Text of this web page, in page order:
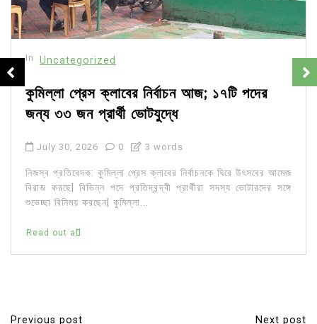
In Uncategorized
কুমিল্লা প্রেস ক্লাবের নির্বাচন আজ; ১৭টি পদের
জন্য ৩৩ জন প্রার্থী ভোটযুদ্ধে
July 30, 2026 0 3 words
নিজস্ব প্রতিবেদক: কুমিল্লা প্রেস ক্লাবের নির্বাচনকে ঘিরে উৎসবের আমেজ
বিরাজ করছে| বিভিন্ন পদে প্রতিদ্বন্দ্বী প্রার্থীরা সদস্য ভোটারদের সঙ্গে
শুভেচ্ছা বিনিময় করছেন| কুমিল্লা...
Read out all
Previous post Next post